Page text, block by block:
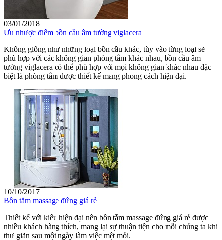
03/01/2018
Ưu nhược điểm bồn cầu âm tường viglacera
Không giống như những loại bồn cầu khác, tùy vào từng loại sẽ
phù hợp với các không gian phòng tắm khác nhau, bồn cầu âm
tường viglacera có thể phù hợp với mọi không gian khác nhau đặc
biệt là phòng tắm được thiết kế mang phong cách hiện đại.
10/10/2017
Bồn tắm massage đứng giá rẻ
Thiết kế với kiểu hiện đại nên bồn tắm massage đứng giá rẻ được
nhiều khách hàng thích, mang lại sự thuận tiện cho mỗi chúng ta khi
thư giãn sau một ngày làm việc mệt mỏi.